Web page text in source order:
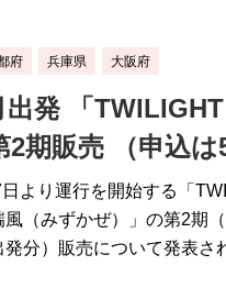
府 兵庫県 大阪府
出発 「
2期販売 （申込は
より運行を開始する「
（みずかぜ）」の第2期
分）販売について発表さ